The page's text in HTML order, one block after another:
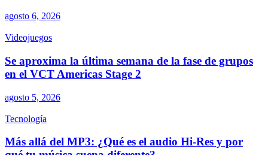
agosto 6, 2026
Videojuegos
Se aproxima la última semana de la fase de grupos
en el VCT Americas Stage 2
agosto 5, 2026
Tecnología
Más allá del MP3: ¿Qué es el audio Hi-Res y por